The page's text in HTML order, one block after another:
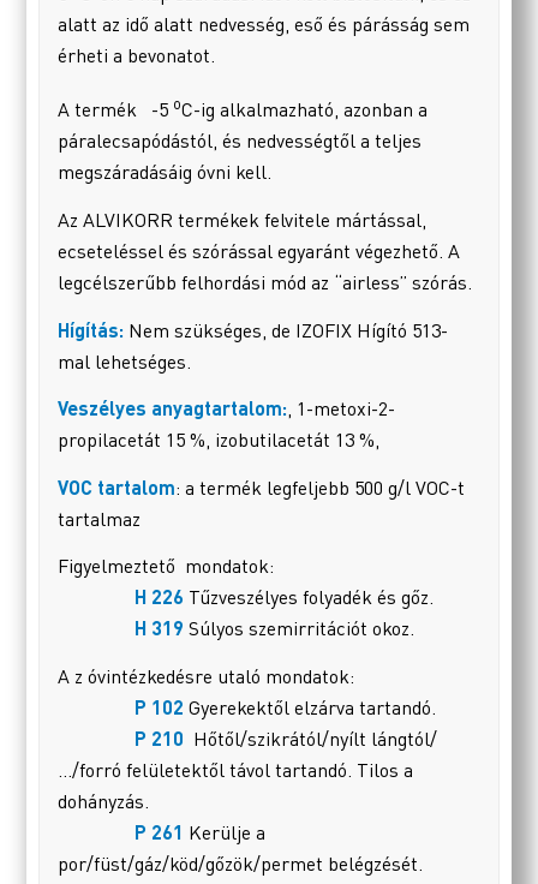
alatt az idő alatt nedvesség, eső és párásság sem
érheti a bevonatot.
A termék -5 oC-ig alkalmazható, azonban a
páralecsapódástól, és nedvességtől a teljes
megszáradásáig óvni kell.
Az ALVIKORR termékek felvitele mártással,
ecseteléssel és szórással egyaránt végezhető. A
legcélszerűbb felhordási mód az “airless” szórás.
Hígítás: Nem szükséges, de IZOFIX Hígító 513-
mal lehetséges.
Veszélyes anyagtartalom:, 1-metoxi-2-
propilacetát 15 %, izobutilacetát 13 %,
VOC tartalom: a termék legfeljebb 500 g/l VOC-t
tartalmaz
Figyelmeztető mondatok:
H 226 Tűzveszélyes folyadék és gőz.
H 319 Súlyos szemirritációt okoz.
A z óvintézkedésre utaló mondatok:
P 102Gyerekektől elzárva tartandó.
P 210 Hőtől/szikrától/nyílt lángtól/
…/forró felületektől távol tartandó. Tilos a
dohányzás.
P 261 Kerülje a
por/füst/gáz/köd/gőzök/permet belégzését.